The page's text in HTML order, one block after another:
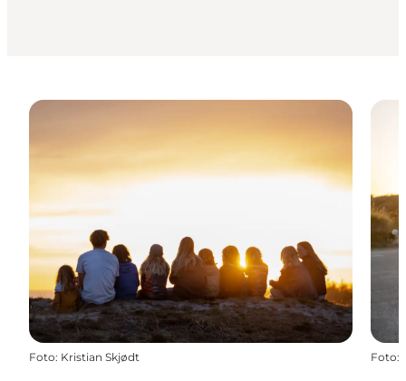
Foto: Kristian Skjødt Foto: